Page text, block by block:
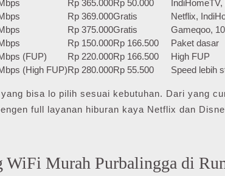
Rp 365.000Rp 50.000
Rp 369.000Gratis
Netflix,
Rp 375.000Gratis
Gameqoo,
Rp 150.000Rp 166.500
Paket dasar
(FUP) Rp 220.000Rp 166.500
High FUP
(High FUP)Rp 280.000Rp 55.500 Speed lebih
bisa lo pilih sesuai kebutuhan. Dari yang
full layanan hiburan kaya Netflix dan
WiFi Murah Purbalingga di